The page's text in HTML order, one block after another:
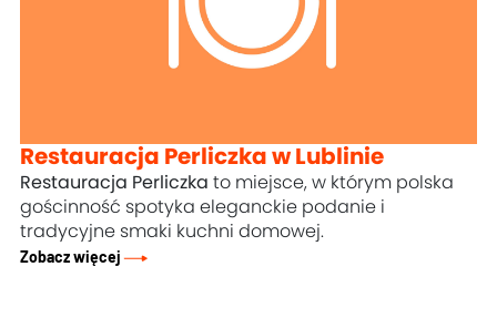
Restauracja Perliczka w Lublinie
Restauracja Perliczka to miejsce, w którym polska
gościnność spotyka eleganckie podanie i
tradycyjne smaki kuchni domowej.
Zobacz więcej